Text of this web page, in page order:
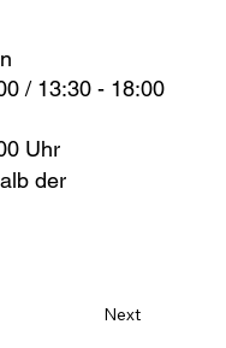
Next
der
/ 13:30 - 18:00
Uhr